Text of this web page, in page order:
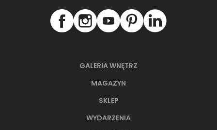
GALERIA WNĘTRZ
MAGAZYN
SKLEP
WYDARZENIA